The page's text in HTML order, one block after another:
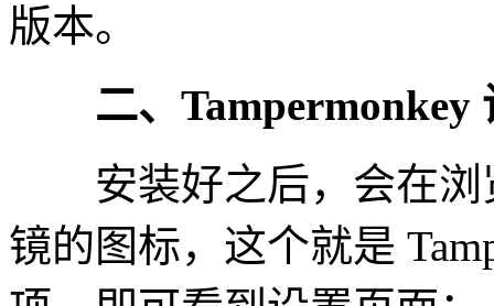
版本。
二、Tampermonkey
安装好之后，会在浏
镜的图标，这个就是